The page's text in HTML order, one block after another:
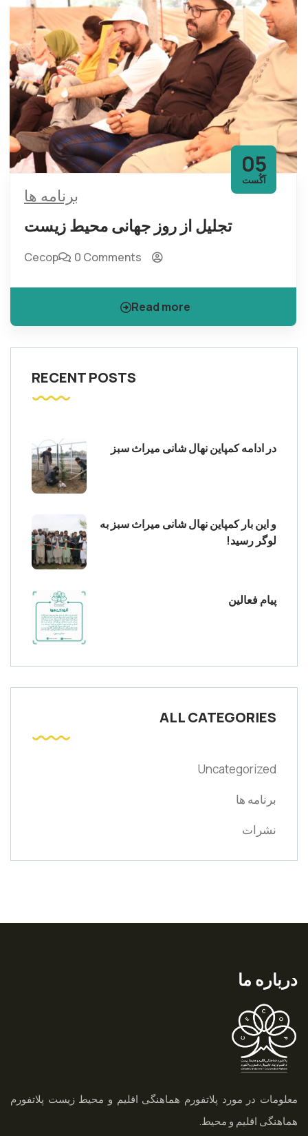
05
آگُست
برنامه ها
تجلیل از روز جهانی محیط زیست
Cecop 0 Comments
Read more
RECENT POSTS
در ادامه کمپاین نهال شانی میراث سبز
و این بار کمپاین نهال شانی میراث سبز به
لوگر رسید!
پیام فعالین
ALL CATEGORIES
Uncategorized
برنامه ها
نشرات
درباره ما
معلومات در مورد پلاتفورم هماهنگی اقلیم و محیط زیست پلاتفورم
هماهنگی اقلیم و محیط.